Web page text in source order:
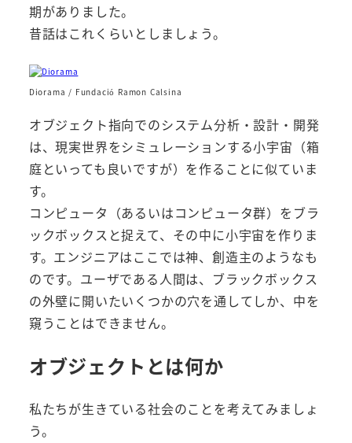
期がありました。
昔話はこれくらいとしましょう。
Diorama / Fundació Ramon Calsina
オブジェクト指向でのシステム分析・設計・開発
は、現実世界をシミュレーションする小宇宙（箱
庭といっても良いですが）を作ることに似ていま
す。
コンピュータ（あるいはコンピュータ群）をブラ
ックボックスと捉えて、その中に小宇宙を作りま
す。エンジニアはここでは神、創造主のようなも
のです。ユーザである人間は、ブラックボックス
の外壁に開いたいくつかの穴を通してしか、中を
窺うことはできません。
オブジェクトとは何か
私たちが生きている社会のことを考えてみましょ
う。